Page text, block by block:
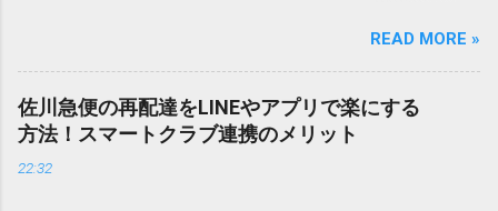
てしまいますよね。多くの人が「IMEパッド（手書き入力）」
を使いますが、実はマウスで一画ずつ書くのは非効率です
し、似た漢字が多すぎて結局見つからないことも少なくあり
ません。 そこで今回は、IMEパッドを使わずに、特定のコー
ドを打ち込むだけで一瞬で旧字や外字、特殊記号を呼び出す
「文字コード入力」のテクニックを詳しく解説します。 この
READ MORE »
佐川急便の再配達をLINEやアプリで楽にする
方法！スマートクラブ連携のメリット
22:32